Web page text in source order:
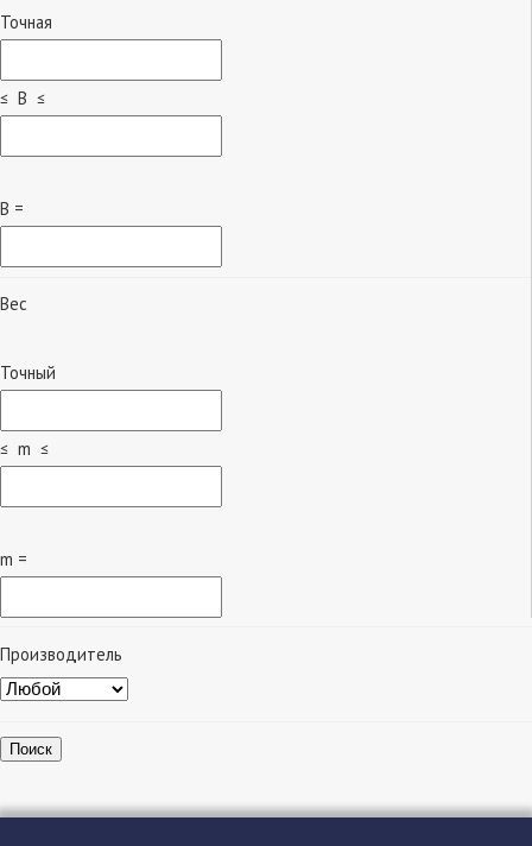
Точная
≤ B ≤
B =
Вес
Точный
≤ m ≤
m =
Производитель
Поиск